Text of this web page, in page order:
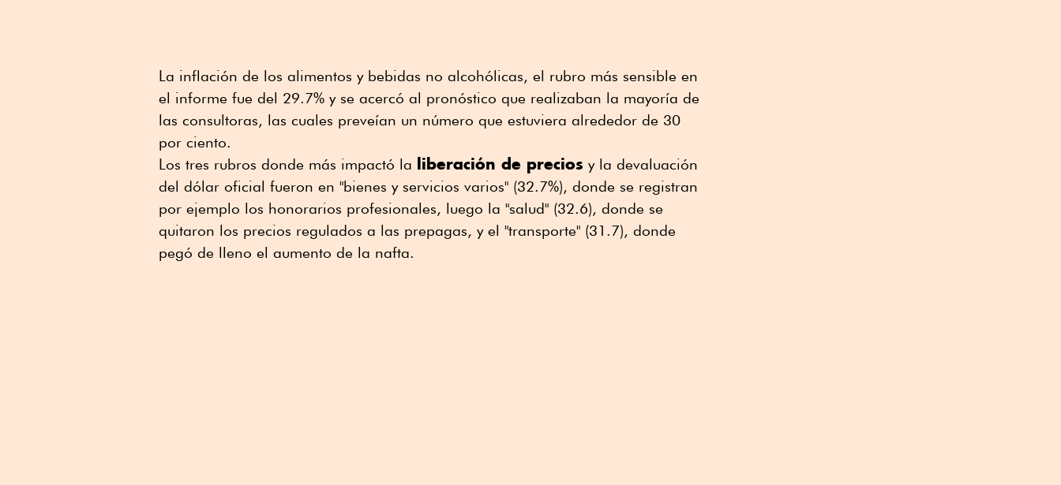
La inflación de los alimentos y bebidas no alcohólicas, el rubro más sensible en
el informe fue del 29.7% y se acercó al pronóstico que realizaban la mayoría de
las consultoras, las cuales preveían un número que estuviera alrededor de 30
por ciento.
Los tres rubros donde más impactó la liberación de precios y la devaluación
del dólar oficial fueron en "bienes y servicios varios" (32.7%), donde se registran
por ejemplo los honorarios profesionales, luego la "salud" (32.6), donde se
quitaron los precios regulados a las prepagas, y el "transporte" (31.7), donde
pegó de lleno el aumento de la nafta.